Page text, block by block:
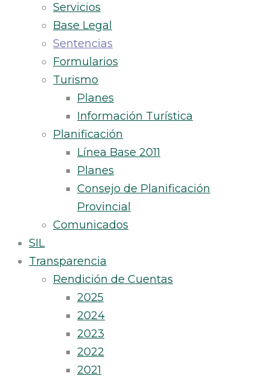
Servicios
Base Legal
Sentencias
Formularios
Turismo
Planes
Información Turística
Planificación
Línea Base 2011
Planes
Consejo de Planificación
Provincial
Comunicados
SIL
Transparencia
Rendición de Cuentas
2025
2024
2023
2022
2021